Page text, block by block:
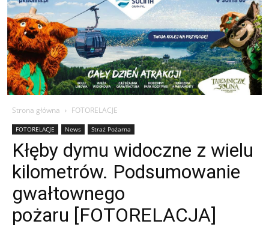
Strona główna FOTORELACJE
FOTORELACJE News Straż Pożarna
Kłęby dymu widoczne z wielu
kilometrów. Podsumowanie
gwałtownego
pożaru [FOTORELACJA]